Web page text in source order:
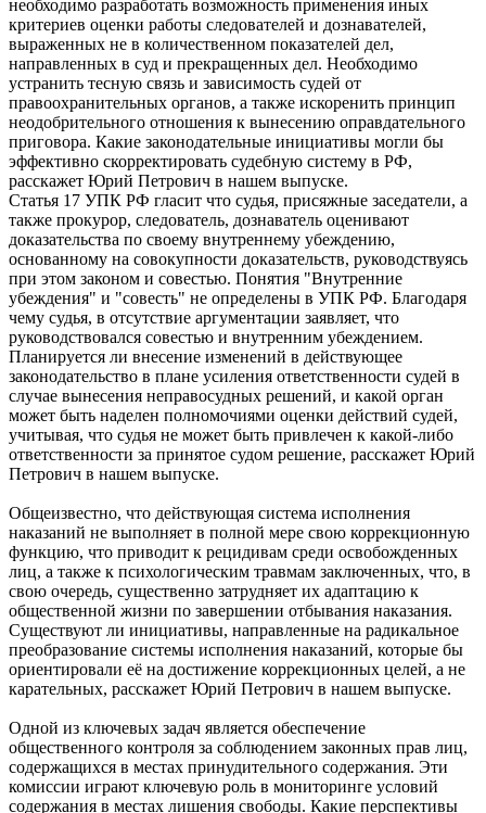
необходимо разработать возможность применения иных
критериев оценки работы следователей и дознавателей,
выраженных не в количественном показателей дел,
направленных в суд и прекращенных дел. Необходимо
устранить тесную связь и зависимость судей от
правоохранительных органов, а также искоренить принцип
неодобрительного отношения к вынесению оправдательного
приговора. Какие законодательные инициативы могли бы
эффективно скорректировать судебную систему в РФ,
расскажет Юрий Петрович в нашем выпуске.
Статья 17 УПК РФ гласит что судья, присяжные заседатели, а
также прокурор, следователь, дознаватель оценивают
доказательства по своему внутреннему убеждению,
основанному на совокупности доказательств, руководствуясь
при этом законом и совестью. Понятия "Внутренние
убеждения" и "совесть" не определены в УПК РФ. Благодаря
чему судья, в отсутствие аргументации заявляет, что
руководствовался совестью и внутренним убеждением.
Планируется ли внесение изменений в действующее
законодательство в плане усиления ответственности судей в
случае вынесения неправосудных решений, и какой орган
может быть наделен полномочиями оценки действий судей,
учитывая, что судья не может быть привлечен к какой-либо
ответственности за принятое судом решение, расскажет Юрий
Петрович в нашем выпуске.
Общеизвестно, что действующая система исполнения
наказаний не выполняет в полной мере свою коррекционную
функцию, что приводит к рецидивам среди освобожденных
лиц, а также к психологическим травмам заключенных, что, в
свою очередь, существенно затрудняет их адаптацию к
общественной жизни по завершении отбывания наказания.
Существуют ли инициативы, направленные на радикальное
преобразование системы исполнения наказаний, которые бы
ориентировали её на достижение коррекционных целей, а не
карательных, расскажет Юрий Петрович в нашем выпуске.
Одной из ключевых задач является обеспечение
общественного контроля за соблюдением законных прав лиц,
содержащихся в местах принудительного содержания. Эти
комиссии играют ключевую роль в мониторинге условий
содержания в местах лишения свободы. Какие перспективы